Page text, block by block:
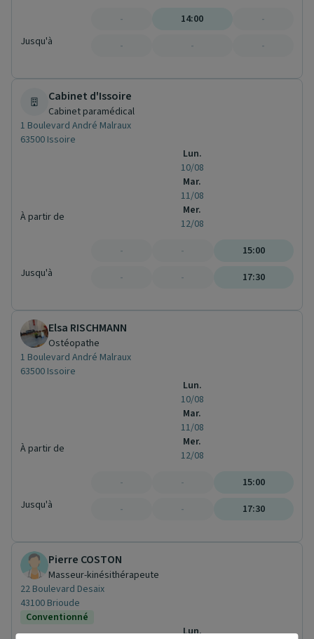
Jusqu'à
-
-
14:00
-
-
-
Cabinet d'Issoire
Cabinet paramédical
1 Boulevard André Malraux
63500 Issoire
À partir de
Jusqu'à
Lun.
10/08
Mar.
11/08
Mer.
12/08
-
-
-
-
15:00
17:30
Elsa RISCHMANN
Ostéopathe
1 Boulevard André Malraux
63500 Issoire
À partir de
Jusqu'à
Lun.
10/08
Mar.
11/08
Mer.
12/08
-
-
-
-
15:00
17:30
Pierre COSTON
Masseur-kinésithérapeute
22 Boulevard Desaix
43100 Brioude
Conventionné
Lun.